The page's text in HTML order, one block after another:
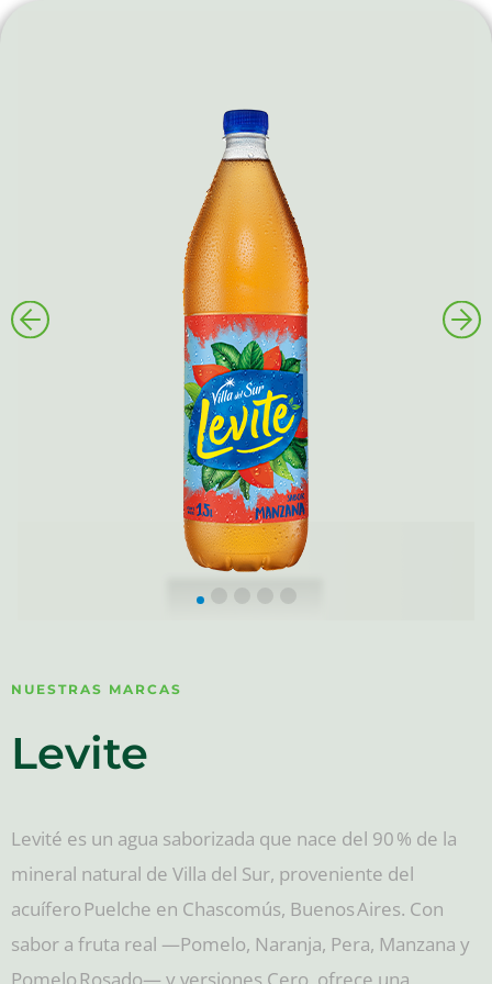
NUESTRAS MARCAS
Levite
Levité es un agua saborizada que nace del 90 % de la
mineral natural de Villa del Sur, proveniente del
acuífero Puelche en Chascomús, Buenos Aires. Con
sabor a fruta real —Pomelo, Naranja, Pera, Manzana y